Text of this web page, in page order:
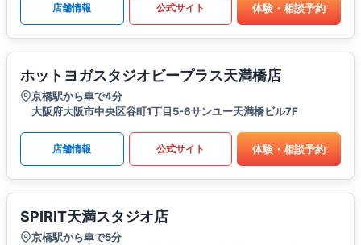
店舗情報 公式サイト 体験・相談予約
ホットヨガスタジオビープラス天満橋店
京橋駅から車で4分
大阪府大阪市中央区谷町1丁目5-6サンユー天満橋ビル7F
店舗情報 公式サイト 体験・相談予約
SPIRIT天満スタジオ店
京橋駅から車で5分